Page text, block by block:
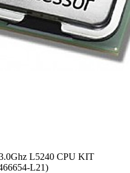
L5240 CPU KIT
L21)